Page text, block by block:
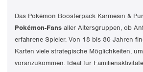
Das Pokémon Boosterpack Karmesin &
Pokémon-Fans aller Altersgruppen, ob
erfahrene Spieler. Von 18 bis 80 Jahren
Karten viele strategische Möglichkeiten,
voranzukommen. Ideal für